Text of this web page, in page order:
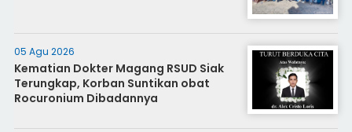
05 Agu 2026
Kematian Dokter Magang RSUD Siak
Terungkap, Korban Suntikan obat
Rocuronium Dibadannya